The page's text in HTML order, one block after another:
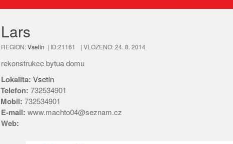
Lars
REGION:Vsetín | ID:21161 | VLOŽENO: 24. 8. 2014
rekonstrukce bytua domu
Lokalita: Vsetín
Telefon: 732534901
Mobil: 732534901
E-mail: www.machto04@seznam.cz
Web: